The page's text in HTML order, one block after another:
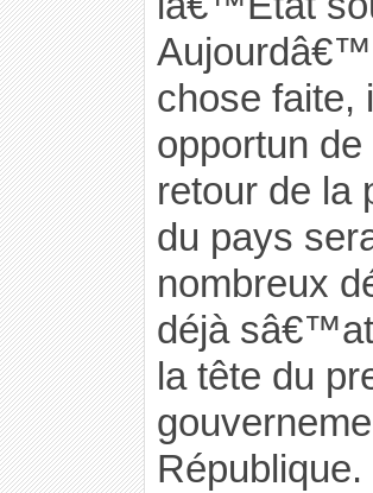
chose faite,
opportun
retour de la
du pays
nombreux
déjà
la tête du
République.